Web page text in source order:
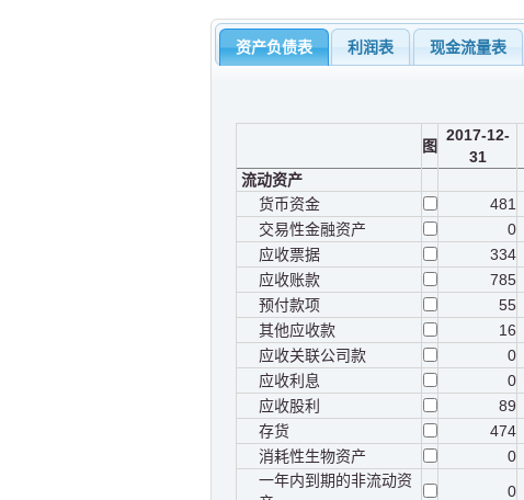
资产负债表 利润表 现金流量表
图
2017-12-
31
流动资产
货币资金
481
交易性金融资产
0
应收票据
334
应收账款
785
预付款项
55
其他应收款
16
应收关联公司款
0
应收利息
0
应收股利
89
存货
474
消耗性生物资产
0
一年内到期的非流动资
0